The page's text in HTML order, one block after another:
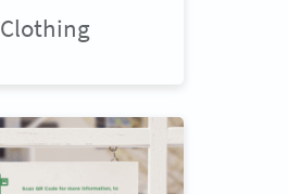
Clothing